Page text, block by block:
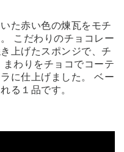
た赤い色の煉瓦をモチ
こだわりのチョコレー
上げたスポンジで、チ
わりをチョコでコーテ
に仕上げました。 ベー
る１品です。